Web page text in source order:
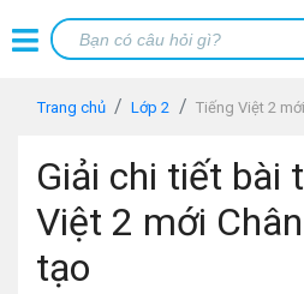
Trang chủ Lớp 2 Tiếng Việt 2
Giải chi tiết bài
Việt 2 mới
tạo